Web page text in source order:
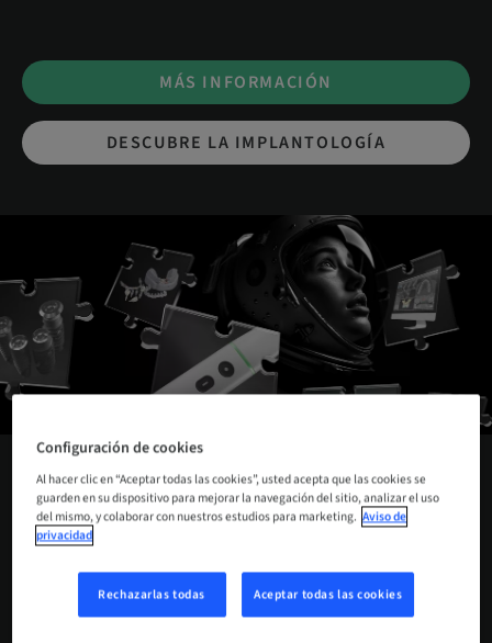
MÁS INFORMACIÓN
DESCUBRE LA IMPLANTOLOGÍA
STRAUMANN
AXS™
Accede al futuro de la odontología.
Configuración de cookies
Al hacer clic en “Aceptar todas las cookies”, usted acepta que las cookies se
guarden en su dispositivo para mejorar la navegación del sitio, analizar el uso
del mismo, y colaborar con nuestros estudios para marketing. Aviso de
privacidad
Rechazarlas todas Aceptar todas las cookies